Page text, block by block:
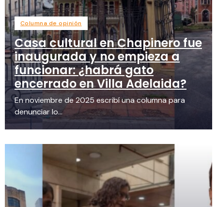
Columna de opinión
Casa cultural en Chapinero fue
inaugurada y no empieza a
funcionar: ¿habrá gato
encerrado en Villa Adelaida?
En noviembre de 2025 escribí una columna para
denunciar lo...